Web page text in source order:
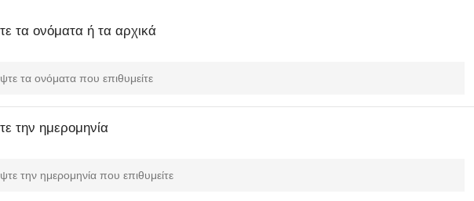
τα ονόματα ή τα αρχικά
την ημερομηνία